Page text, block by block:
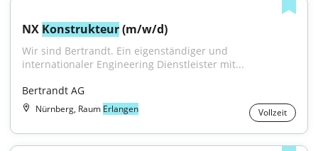
NX Konstrukteur (m/w/d)
Wir sind Bertrandt. Ein eigenständiger und
internationaler Engineering Dienstleister mit...
Bertrandt AG
Nürnberg, Raum Erlangen Vollzeit